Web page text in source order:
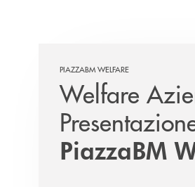
PIAZZABM WELFARE
Welfare
PiazzaBM